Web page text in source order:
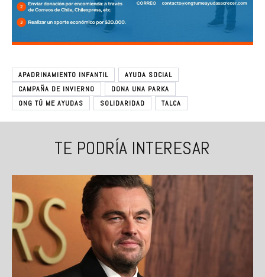
APADRINAMIENTO INFANTIL
AYUDA SOCIAL
CAMPAÑA DE INVIERNO
DONA UNA PARKA
ONG TÚ ME AYUDAS
SOLIDARIDAD TALCA
TE PODRÍA INTERESAR